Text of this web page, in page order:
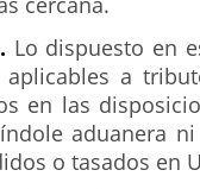
Lo dispuesto en
a
en las
aduanera
o tasados en